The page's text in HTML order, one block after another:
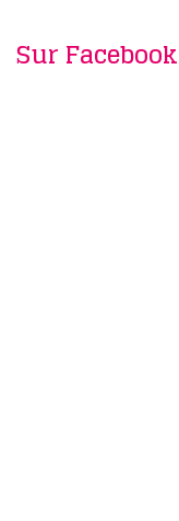
Sur Facebook